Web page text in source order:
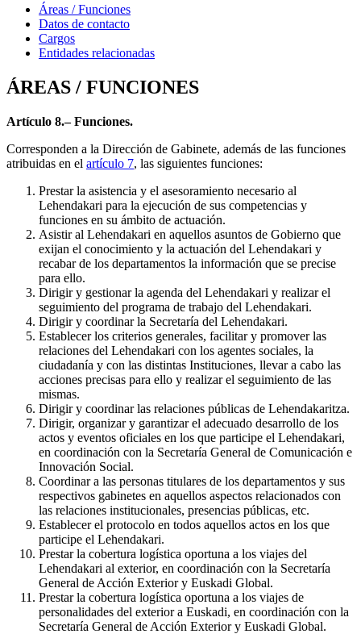
Áreas / Funciones
Datos de contacto
Cargos
Entidades relacionadas
ÁREAS / FUNCIONES
Artículo 8.– Funciones.
Corresponden a la Dirección de Gabinete, además de las funciones
atribuidas en el artículo 7, las siguientes funciones:
Prestar la asistencia y el asesoramiento necesario al
Lehendakari para la ejecución de sus competencias y
funciones en su ámbito de actuación.
Asistir al Lehendakari en aquellos asuntos de Gobierno que
exijan el conocimiento y la actuación del Lehendakari y
recabar de los departamentos la información que se precise
para ello.
Dirigir y gestionar la agenda del Lehendakari y realizar el
seguimiento del programa de trabajo del Lehendakari.
Dirigir y coordinar la Secretaría del Lehendakari.
Establecer los criterios generales, facilitar y promover las
relaciones del Lehendakari con los agentes sociales, la
ciudadanía y con las distintas Instituciones, llevar a cabo las
acciones precisas para ello y realizar el seguimiento de las
mismas.
Dirigir y coordinar las relaciones públicas de Lehendakaritza.
Dirigir, organizar y garantizar el adecuado desarrollo de los
actos y eventos oficiales en los que participe el Lehendakari,
en coordinación con la Secretaría General de Comunicación e
Innovación Social.
Coordinar a las personas titulares de los departamentos y sus
respectivos gabinetes en aquellos aspectos relacionados con
las relaciones institucionales, presencias públicas, etc.
Establecer el protocolo en todos aquellos actos en los que
participe el Lehendakari.
Prestar la cobertura logística oportuna a los viajes del
Lehendakari al exterior, en coordinación con la Secretaría
General de Acción Exterior y Euskadi Global.
Prestar la cobertura logística oportuna a los viajes de
personalidades del exterior a Euskadi, en coordinación con la
Secretaría General de Acción Exterior y Euskadi Global.